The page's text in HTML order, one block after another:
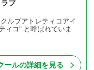
ブ
ルブアトレティコアイ
ィコ" と呼ばれていま
ールの詳細を見る